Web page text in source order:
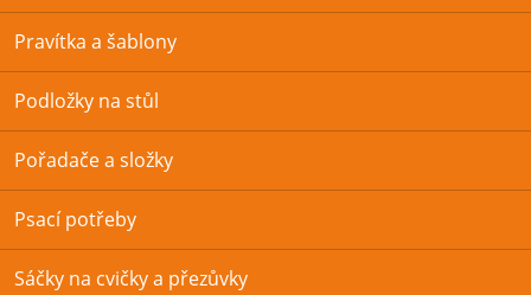
Pravítka a šablony
Podložky na stůl
Pořadače a složky
Psací potřeby
Sáčky na cvičky a přezůvky